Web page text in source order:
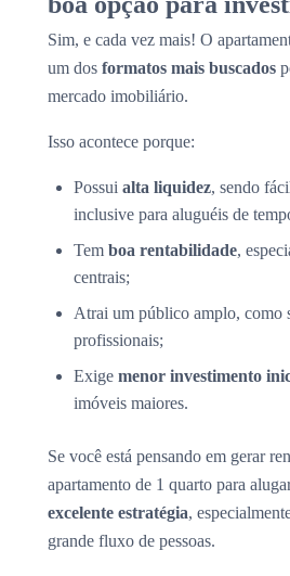
Sim, e cada vez mais! O
um dos formatos mais buscados
mercado imobiliário.
Isso acontece porque:
Possui alta liquidez, sendo
inclusive para aluguéis de
Tem boa rentabilidade,
centrais;
Atrai um público amplo, como
profissionais;
Exige menor investimento
imóveis maiores.
Se você está pensando em gerar
apartamento de 1 quarto para
excelente estratégia,
grande fluxo de pessoas.